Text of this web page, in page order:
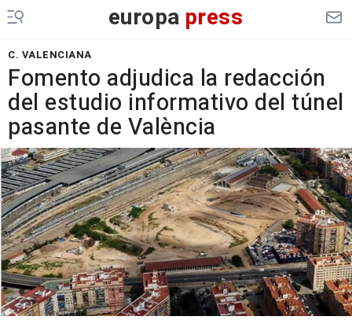
europa press
C. VALENCIANA
Fomento adjudica la redacción
del estudio informativo del túnel
pasante de València